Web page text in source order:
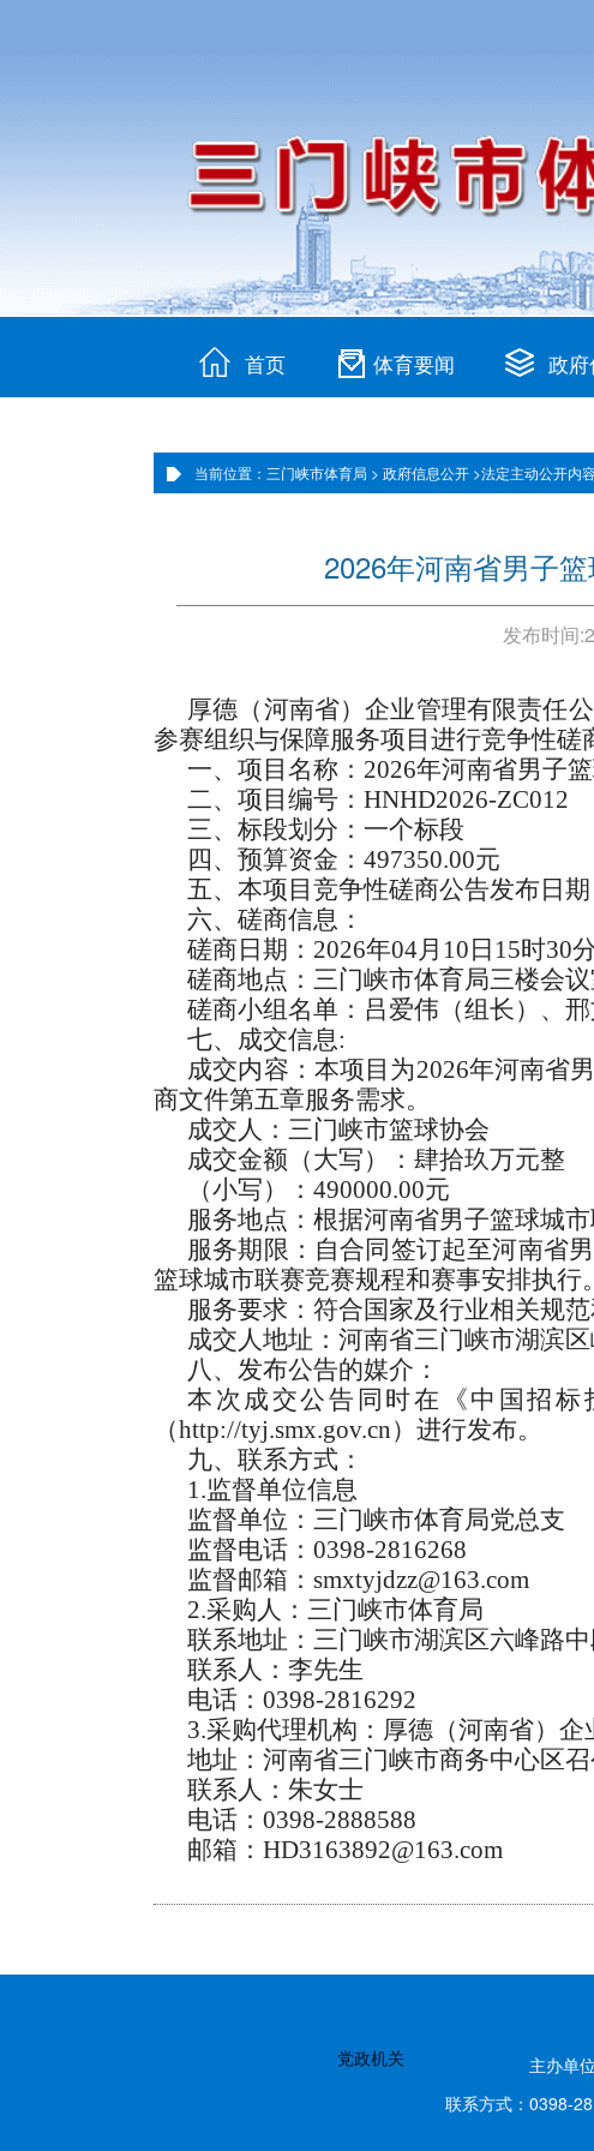
首页 体育要闻 政
当前位置：三门峡市体育局 > 政府信息公开 >法定主动公开内
2026年河南省男子
发布时间:
厚德（河南省）企业管理有限责任
参赛组织与保障服务项目进行竞争性磋
一、项目名称：2026年河南省男子
二、项目编号：HNHD2026-ZC012
三、标段划分：一个标段
四、预算资金：497350.00元
五、本项目竞争性磋商公告发布日期
六、磋商信息：
磋商日期：2026年04月10日15时30
磋商地点：三门峡市体育局三楼会
磋商小组名单：吕爱伟（组长）、
七、成交信息:
成交内容：本项目为2026年河南省
商文件第五章服务需求。
成交人：三门峡市篮球协会
成交金额（大写）：肆拾玖万元整
（小写）：490000.00元
服务地点：根据河南省男子篮球城
服务期限：自合同签订起至河南省
篮球城市联赛竞赛规程和赛事安排执行。
服务要求：符合国家及行业相关规
成交人地址：河南省三门峡市湖滨
八、发布公告的媒介：
本次成交公告同时在《中国招标
（http://tyj.smx.gov.cn）进行发布。
九、联系方式：
1.监督单位信息
监督单位：三门峡市体育局党总支
监督电话：0398-2816268
监督邮箱：smxtyjdzz@163.com
2.采购人：三门峡市体育局
联系地址：三门峡市湖滨区六峰路
联系人：李先生
电话：0398-2816292
3.采购代理机构：厚德（河南省）企
地址：河南省三门峡市商务中心区
联系人：朱女士
电话：0398-2888588
邮箱：HD3163892@163.com
党政机关 主办单
联系方式：0398-